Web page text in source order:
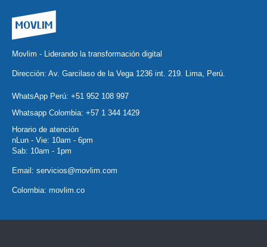
Movlim - Liderando la transformación digital
Dirección: Av. Garcilaso de la Vega 1236 int. 219. Lima, Perú.
WhatsApp Perú: +51 952 108 997
Whatsapp Colombia: +57 1 344 1429
Horario de atención
nLun - Vie: 10am - 6pm
Sab: 10am - 1pm
Email: servicios@movlim.com
Colombia: movlim.co